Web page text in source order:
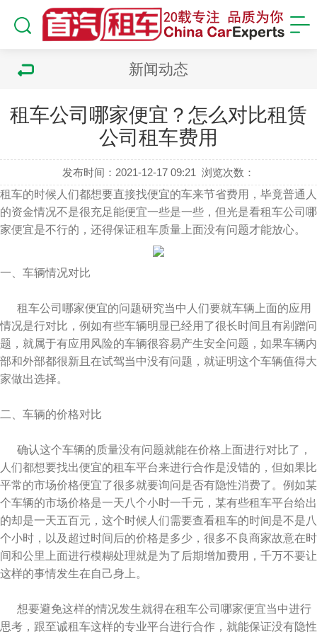
新闻动态
租车公司哪家便宜？怎么对比租赁
公司租车费用
发布时间：2021-12-17 09:21 浏览次数：
租车的时候人们都想要直接找便宜的车来节省费用，毕竟普通人
的资金情况不是很充足能便宜一些是一些，但光是看租车公司哪
家便宜是不行的，还得保证租车质量上面没有问题才能放心。
一、车辆情况对比
租车公司哪家便宜的问题研究当中人们要就车辆上面的应用
情况是行对比，例如有些车辆明显已经用了很长时间且有剐蹭问
题，就属于有应用风险的车辆很容易产生安全问题，如果车辆内
部和外部都很新且在试驾当中没有问题，就证明这个车辆值得大
家做出选择。
二、车辆的价格对比
确认这个车辆的质量没有问题就能在价格上面进行对比了，
人们都想要找出便宜的租车平台来进行合作是没错的，但如果比
平常的市场价格便宜了很多就要询问是否有隐性消费了。例如某
个车辆的市场价格是一天八个小时一千元，某有些租车平台给出
的却是一天五百元，这个时候人们需要查看租车的时间是不是八
个小时，以及超过时间后的价格是多少，很多不良商家故意在时
间和公里上面进行模糊处理就是为了后期增加费用，千万不要让
这样的事情发生在自己身上。
想要避免这样的情况发生就得在租车公司哪家便宜当中进行
思考，跟至诚租车这样的专业平台进行合作，就能保证没有隐性